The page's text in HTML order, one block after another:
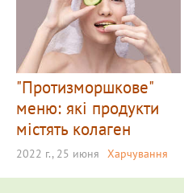
"Протизморшкове"
меню: які продукти
містять колаген
2022 г., 25 июня Харчування